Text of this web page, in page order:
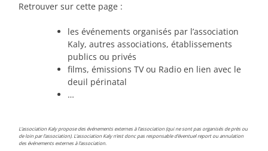
Retrouver sur cette page :
les événements organisés par l’association
Kaly, autres associations, établissements
publics ou privés
films, émissions TV ou Radio en lien avec le
deuil périnatal
…
L’association Kaly propose des événements externes à l’association (qui ne sont pas organisés de près ou
de loin par l’association). L’association Kaly n’est donc pas responsable d’éventuel report ou annulation
des événements externes à l’association.
00:00